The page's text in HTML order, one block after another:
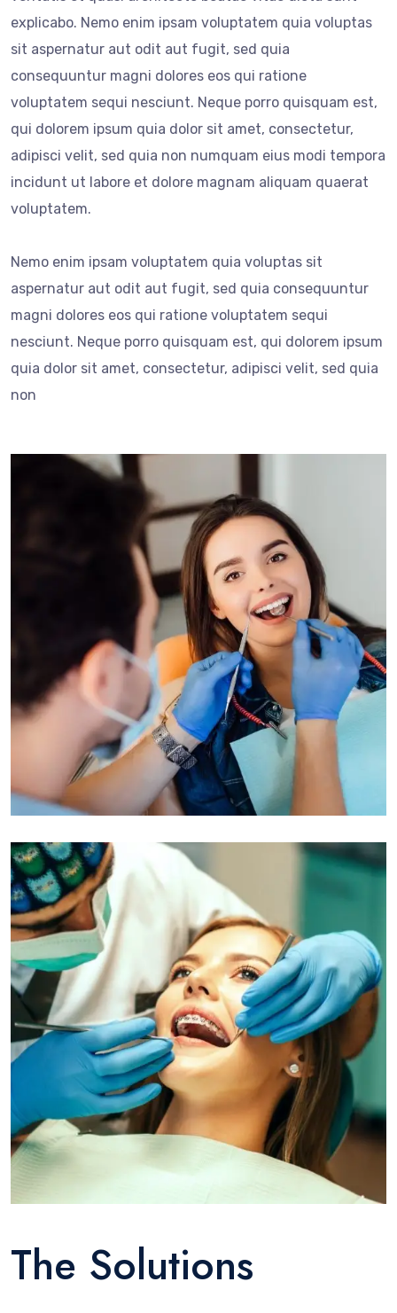
explicabo. Nemo enim ipsam voluptatem quia voluptas
sit aspernatur aut odit aut fugit, sed quia
consequuntur magni dolores eos qui ratione
voluptatem sequi nesciunt. Neque porro quisquam est,
qui dolorem ipsum quia dolor sit amet, consectetur,
adipisci velit, sed quia non numquam eius modi tempora
incidunt ut labore et dolore magnam aliquam quaerat
voluptatem.
Nemo enim ipsam voluptatem quia voluptas sit
aspernatur aut odit aut fugit, sed quia consequuntur
magni dolores eos qui ratione voluptatem sequi
nesciunt. Neque porro quisquam est, qui dolorem ipsum
quia dolor sit amet, consectetur, adipisci velit, sed quia
non
The Solutions